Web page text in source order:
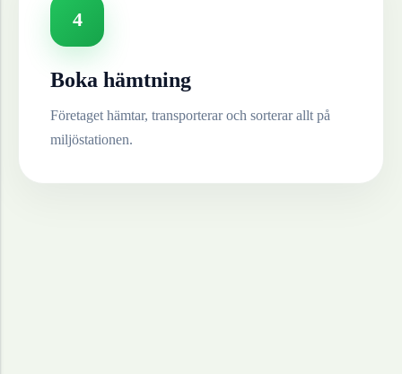
4
Boka hämtning
Företaget hämtar, transporterar och sorterar allt på
miljöstationen.